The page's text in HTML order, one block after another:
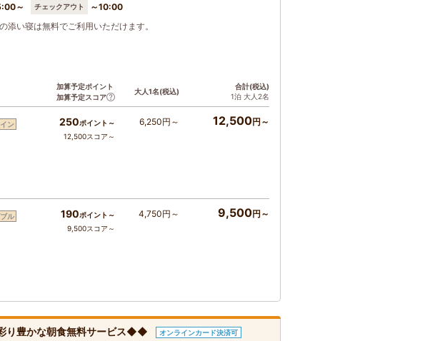
～ チェックアウト
～10:00
添い寝は無料でご利用いただけます。
加算予定ポイント
加算予定スコア
大人1名(税込)
合計(税込)
1泊 大人2名
ン 250ポイント～
12,500スコア～
6,250円～ 12,500円～
ル 190ポイント～
9,500スコア～
4,750円～ 9,500円～
り豊かな朝食無料サービス◆◆ オンラインカード決済可